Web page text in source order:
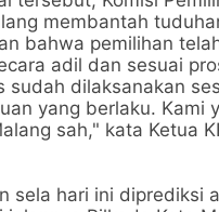
membantah
bahwa pemilihan
adil dan sesuai
sudah dilaksanakan
yang berlaku. Kami
sah," kata Ketua
sela hari ini diprediksi